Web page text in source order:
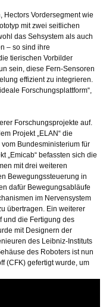
Hectors Vordersegment wie
mit zwei seitlichen
das Sehsystem als auch
– so sind ihre
tierischen Vorbilder
sein, diese Fern-Sensoren
effizient zu integrieren.
Forschungsplattform“,
Forschungsprojekte auf.
Projekt „ELAN“ die
vom Bundesministerium für
„Emicab“ befassten sich die
mit drei weiteren
Bewegungssteuerung in
dafür Bewegungsabläufe
im Nervensystem
übertragen. Ein weiterer
und die Fertigung des
mit Designern der
des Leibniz-Instituts
des Roboters ist nun
(CFK) gefertigt wurde, um